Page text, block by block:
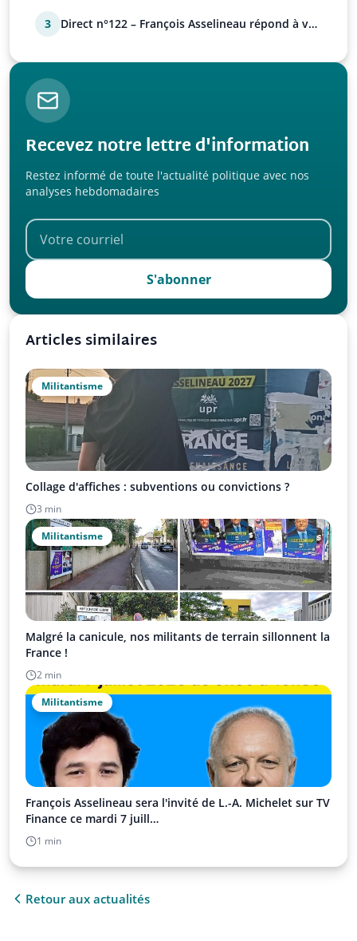
3
Direct n°122 – François Asselineau répond à vos
Recevez notre lettre d'information
Restez informé de toute l'actualité politique avec nos
analyses hebdomadaires
S'abonner
Articles similaires
Militantisme
Collage d'affiches : subventions ou convictions ?
3 min
Militantisme
Malgré la canicule, nos militants de terrain sillonnent la
France !
2 min
Militantisme
François Asselineau sera l'invité de L.-A. Michelet sur TV
Finance ce mardi 7 juill…
1 min
Retour aux actualités